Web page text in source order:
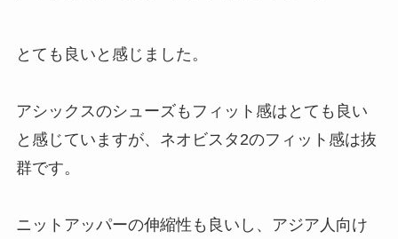
とても良いと感じました。
アシックスのシューズもフィット感はとても良い
と感じていますが、ネオビスタ2のフィット感は抜
群です。
ニットアッパーの伸縮性も良いし、アジア人向け